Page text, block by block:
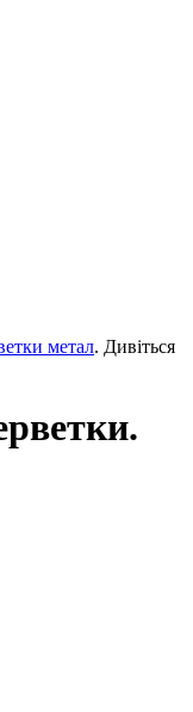
метал. Дивіться